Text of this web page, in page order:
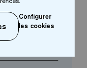
Configurer
les cookies